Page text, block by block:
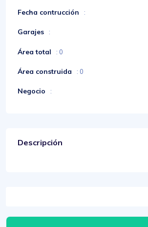
Fecha contrucción :
Garajes :
Área total : 0
Área construida : 0
Negocio :
Descripción